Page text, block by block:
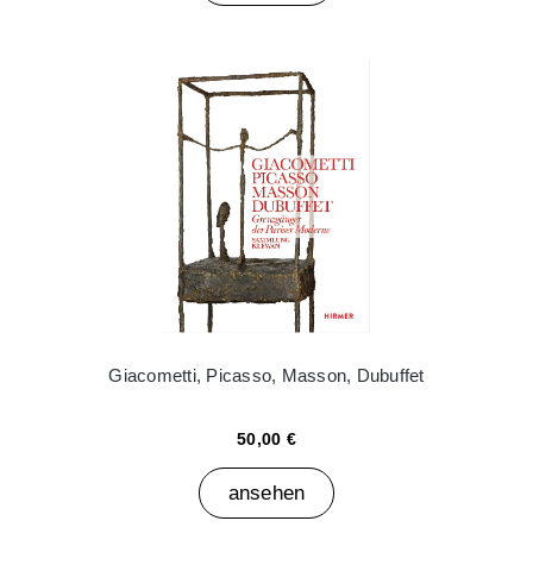
Giacometti, Picasso, Masson, Dubuffet
50,00 €
ansehen